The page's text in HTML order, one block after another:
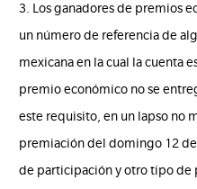
3. Los ganadores de premios
un número de referencia de
mexicana en la cual la cuenta
premio económico no se
este requisito, en un lapso no
premiación del domingo 12
de participación y otro tipo de